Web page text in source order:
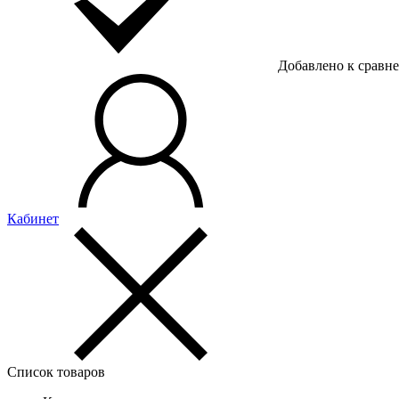
Добавлено к
Кабинет
Список товаров